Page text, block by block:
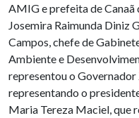
AMIG e prefeita de Canaã
Josemira Raimunda Diniz
Campos, chefe de
Ambiente e
representou o
representando o
Maria Tereza Maciel, que